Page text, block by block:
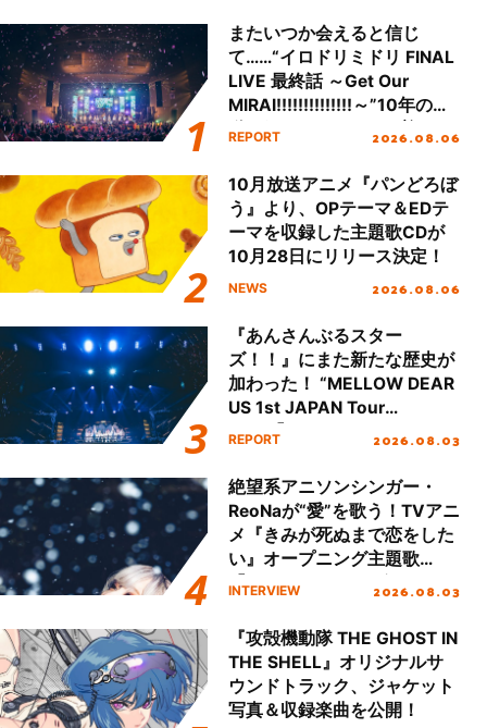
またいつか会えると信じ
て……“イロドリミドリ FINAL
LIVE 最終話 ～Get Our
MIRAI!!!!!!!!!!!!!!～”10年の活
動を経てファイナルを迎える
REPORT 2026.08.06
10月放送アニメ『パンどろぼ
う』より、OPテーマ＆EDテ
ーマを収録した主題歌CDが
10月28日にリリース決定！
NEWS 2026.08.06
『あんさんぶるスター
ズ！！』にまた新たな歴史が
加わった！ “MELLOW DEAR
US 1st JAPAN Tour
Final「NICE to meet YOU
ート!!
REPORT 2026.08.03
絶望系アニソンシンガー・
ReoNaが“愛”を歌う！TVアニ
メ『きみが死ぬまで恋をした
い』オープニング主題歌
「Amore」インタビュー
INTERVIEW 2026.08.03
『攻殻機動隊 THE GHOST IN
THE SHELL』オリジナルサ
ウンドトラック、ジャケット
写真＆収録楽曲を公開！